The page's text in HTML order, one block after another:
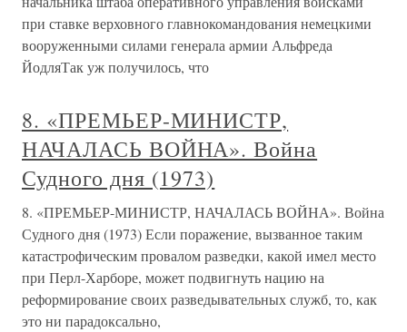
при ставке верховного главнокомандования немецкими
вооруженными силами генерала армии Альфреда
ЙодляТак уж получилось, что
8. «ПРЕМЬЕР-МИНИСТР,
НАЧАЛАСЬ ВОЙНА». Война
Судного дня (1973)
8. «ПРЕМЬЕР-МИНИСТР, НАЧАЛАСЬ ВОЙНА». Война
Судного дня (1973) Если поражение, вызванное таким
катастрофическим провалом разведки, какой имел место
при Перл-Харборе, может подвигнуть нацию на
реформирование своих разведывательных служб, то, как
это ни парадоксально,